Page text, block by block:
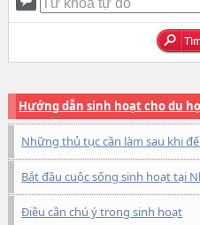
Hướng dẫn sinh hoạt cho du
Những thủ tục cần làm sau khi
Bắt đầu cuộc sống sinh hoạt tại
Điều cần chú ý trong sinh hoạt